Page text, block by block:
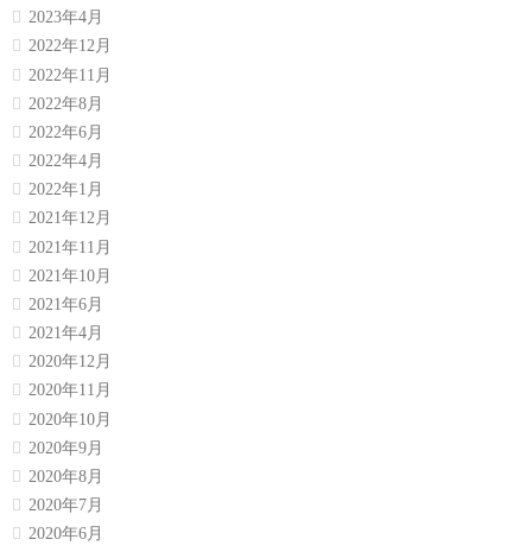
2023年4月
2022年12月
2022年11月
2022年8月
2022年6月
2022年4月
2022年1月
2021年12月
2021年11月
2021年10月
2021年6月
2021年4月
2020年12月
2020年11月
2020年10月
2020年9月
2020年8月
2020年7月
2020年6月